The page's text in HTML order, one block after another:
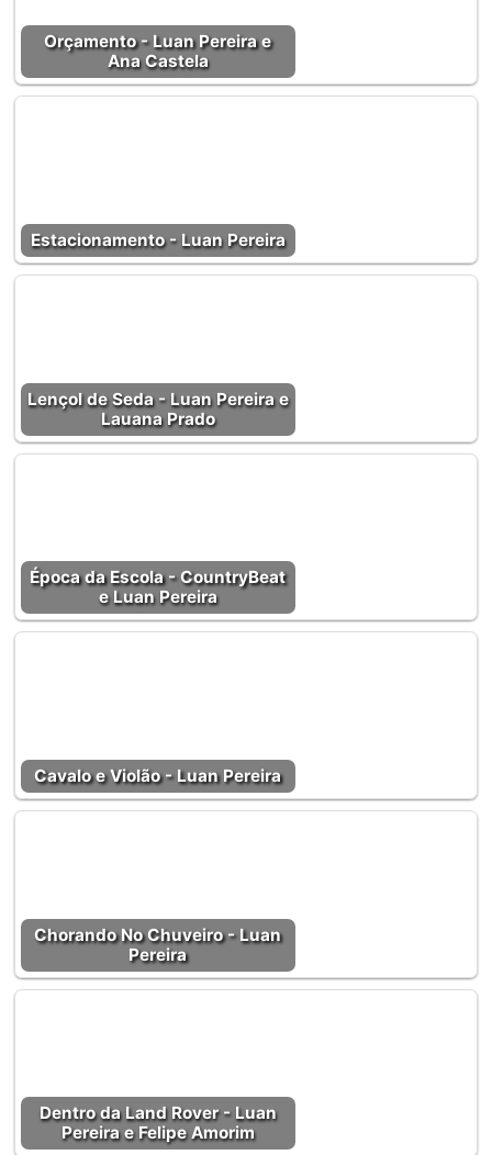
Orçamento - Luan Pereira e
Ana Castela
Estacionamento - Luan Pereira
Lençol de Seda - Luan Pereira e
Lauana Prado
Época da Escola - CountryBeat
e Luan Pereira
Cavalo e Violão - Luan Pereira
Chorando No Chuveiro - Luan
Pereira
Dentro da Land Rover - Luan
Pereira e Felipe Amorim